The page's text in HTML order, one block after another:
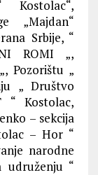
Kostolac“,
„Majdan“
Srbije, “
ROMI „,
Pozorištu „
„ Društvo
Kostolac,
– sekcija
– Hor “
narodne
“